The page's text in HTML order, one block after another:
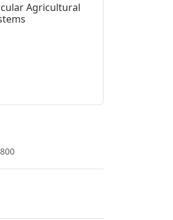
Agricultural